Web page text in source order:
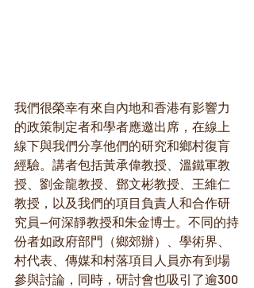
我們很榮幸有來自內地和香港有影響力
的政策制定者和學者應邀出席，在線上
線下與我們分享他們的研究和鄉村復肓
經驗。講者包括黃承偉教授、溫鐵軍教
授、劉金龍教授、鄧文彬教授、王維仁
教授，以及我們的項目負責人和合作研
究員—何深靜教授和朱金博士。不同的持
份者如政府部門（鄉郊辦）、學術界、
村代表、傳媒和村落項目人員亦有到場
參與討論，同時，研討會也吸引了逾300